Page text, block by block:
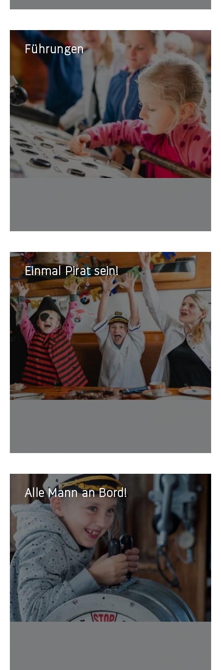
Führungen
Führungen
Einmal
Pirat
sein!
Einmal Pirat sein!
Mann
an
Bord!
Alle Mann an Bord!